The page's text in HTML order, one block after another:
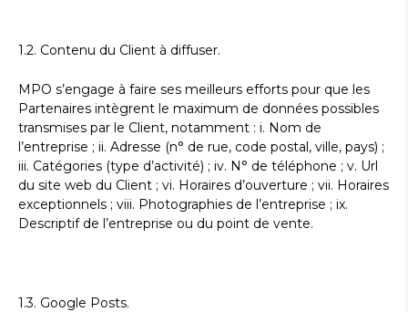
1.2. Contenu du Client à diffuser.
MPO s’engage à faire ses meilleurs efforts pour que les
Partenaires intègrent le maximum de données possibles
transmises par le Client, notamment : i. Nom de
l’entreprise ; ii. Adresse (n° de rue, code postal, ville, pays) ;
iii. Catégories (type d’activité) ; iv. N° de téléphone ; v. Url
du site web du Client ; vi. Horaires d’ouverture ; vii. Horaires
exceptionnels ; viii. Photographies de l’entreprise ; ix.
Descriptif de l’entreprise ou du point de vente.
1.3. Google Posts.